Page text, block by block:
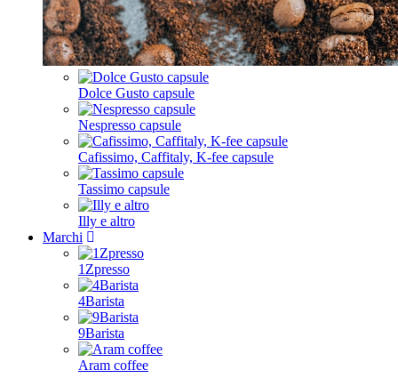
Dolce Gusto capsule
Nespresso capsule
Cafissimo, Caffitaly, K-fee capsule
Tassimo capsule
Illy e altro
Marchi
1Zpresso
4Barista
9Barista
Aram coffee